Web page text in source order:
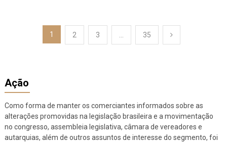
Paginação
1 2 3 35
Ação
Como forma de manter os comerciantes informados sobre as
alterações promovidas na legislação brasileira e a movimentação
no congresso, assembleia legislativa, câmara de vereadores e
autarquias, além de outros assuntos de interesse do segmento, foi